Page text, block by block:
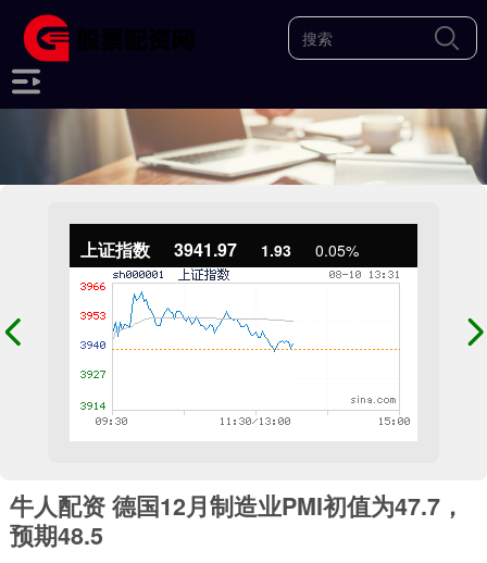
上证指数 3941.97 1.93 0.05%
牛人配资 德国12月制造业PMI初值为47.7，
预期48.5